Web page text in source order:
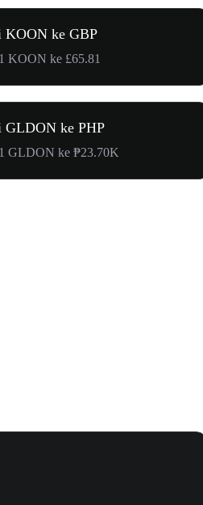
KOON ke GBP
KOON ke £65.81
GLDON ke PHP
GLDON ke ₱23.70K